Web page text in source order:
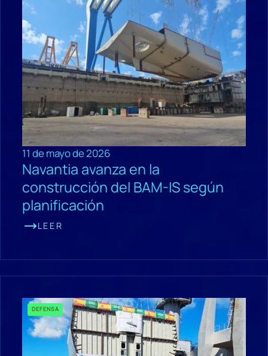
11 de mayo de 2026
Navantia avanza en la
construcción del BAM-IS según
planificación
LEER
DEFENSA